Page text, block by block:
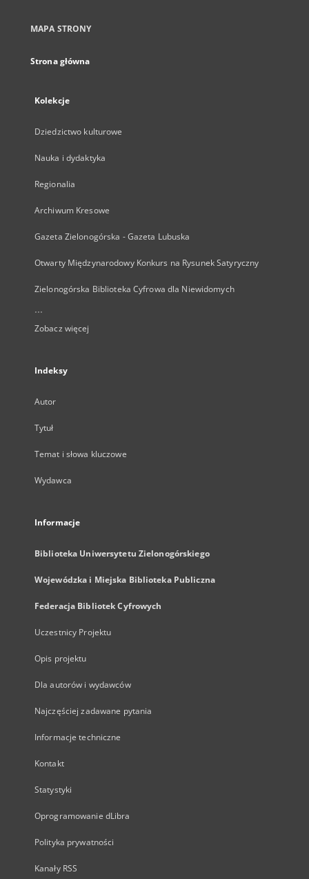
MAPA STRONY
Strona główna
Kolekcje
Dziedzictwo kulturowe
Nauka i dydaktyka
Regionalia
Archiwum Kresowe
Gazeta Zielonogórska - Gazeta Lubuska
Otwarty Międzynarodowy Konkurs na Rysunek Satyryczny
Zielonogórska Biblioteka Cyfrowa dla Niewidomych
...
Zobacz więcej
Indeksy
Autor
Tytuł
Temat i słowa kluczowe
Wydawca
Informacje
Biblioteka Uniwersytetu Zielonogórskiego
Wojewódzka i Miejska Biblioteka Publiczna
Federacja Bibliotek Cyfrowych
Uczestnicy Projektu
Opis projektu
Dla autorów i wydawców
Najczęściej zadawane pytania
Informacje techniczne
Kontakt
Statystyki
Oprogramowanie dLibra
Polityka prywatności
Kanały RSS